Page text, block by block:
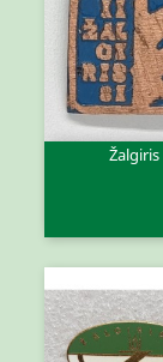
Žalgiris